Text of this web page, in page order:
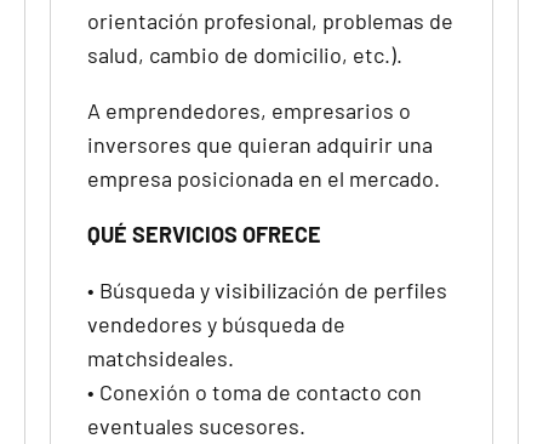
orientación profesional, problemas de
salud, cambio de domicilio, etc.).
A emprendedores, empresarios o
inversores que quieran adquirir una
empresa posicionada en el mercado.
QUÉ SERVICIOS OFRECE
• Búsqueda y visibilización de perfiles
vendedores y búsqueda de
matchsideales.
• Conexión o toma de contacto con
eventuales sucesores.